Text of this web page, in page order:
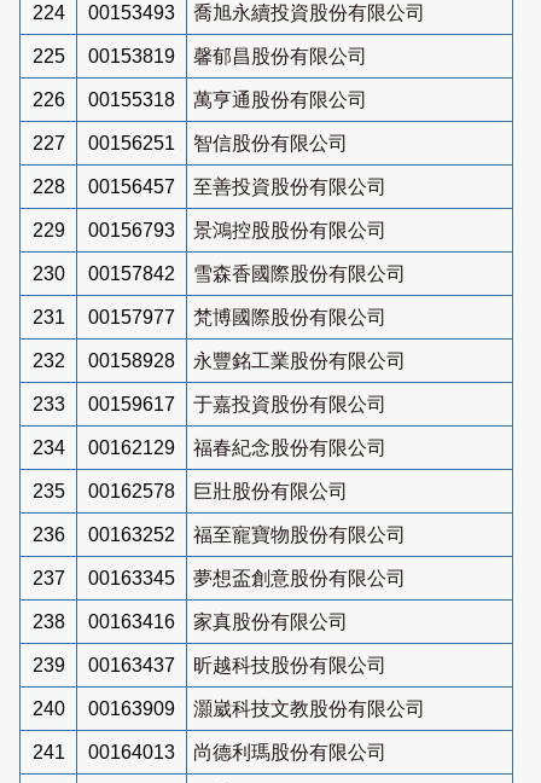
224 00153493 喬旭永續投資股份有限公司
225 00153819 馨郁昌股份有限公司
226 00155318 萬亨通股份有限公司
227 00156251 智信股份有限公司
228 00156457 至善投資股份有限公司
229 00156793 景鴻控股股份有限公司
230 00157842 雪森香國際股份有限公司
231 00157977 梵博國際股份有限公司
232 00158928 永豐銘工業股份有限公司
233 00159617 于嘉投資股份有限公司
234 00162129 福春紀念股份有限公司
235 00162578 巨壯股份有限公司
236 00163252 福至寵寶物股份有限公司
237 00163345 夢想盃創意股份有限公司
238 00163416 家真股份有限公司
239 00163437 昕越科技股份有限公司
240 00163909 灝崴科技文教股份有限公司
241 00164013 尚德利瑪股份有限公司